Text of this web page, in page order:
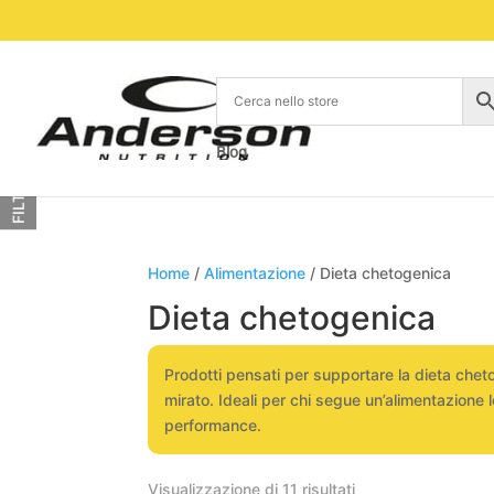
Blog
Home /Alimentazione / Dieta chetogenica
Dieta chetogenica
Prodotti pensati per supportare la dieta
mirato. Ideali per chi segue
performance.
Visualizzazione di 11 risultati
FILTRA